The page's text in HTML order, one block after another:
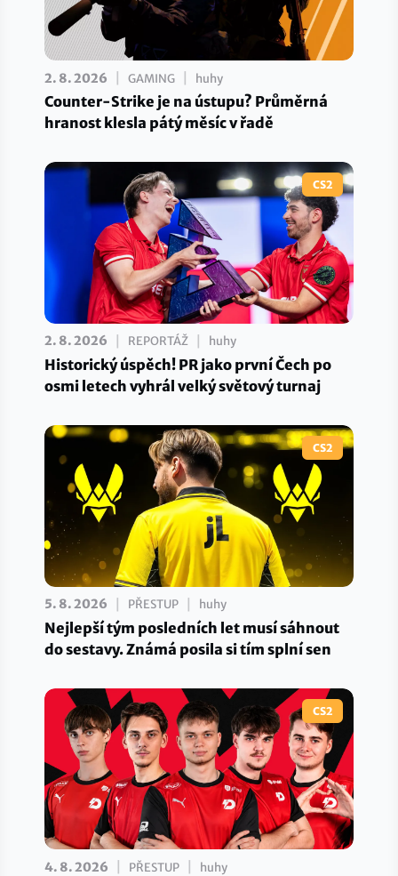
2. 8. 2026 GAMING huhy
Counter-Strike je na ústupu? Průměrná
hranost klesla pátý měsíc v řadě
CS2
2. 8. 2026 REPORTÁŽ huhy
Historický úspěch! PR jako první Čech po
osmi letech vyhrál velký světový turnaj
CS2
5. 8. 2026 PŘESTUP huhy
Nejlepší tým posledních let musí sáhnout
do sestavy. Známá posila si tím splní sen
CS2
4. 8. 2026 PŘESTUP huhy